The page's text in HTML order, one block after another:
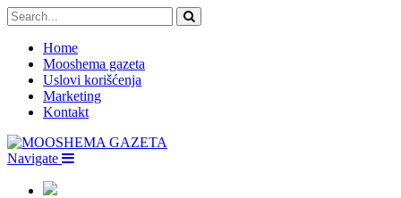
Home
Mooshema gazeta
Uslovi korišćenja
Marketing
Kontakt
Navigate